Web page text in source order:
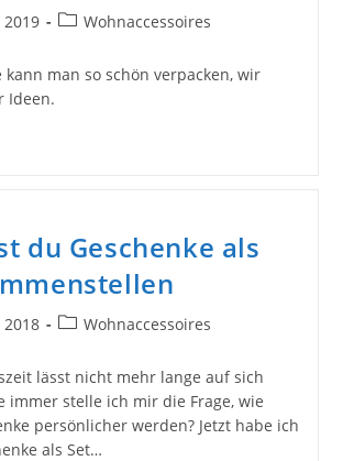
2019
Beitrags-
Wohnaccessoires
kann man so schön verpacken, wir
Ideen.
du Geschenke als
2018
Beitrags-
Wohnaccessoires
lässt nicht mehr lange auf sich
immer stelle ich mir die Frage, wie
persönlicher werden? Jetzt habe ich
als Set…